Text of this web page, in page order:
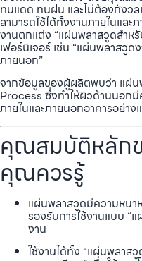
ทนแดด ทนฝน และไม่ต้องกังวล
สามารถใช้ได้ทั้งงานภายในแล
งานตกแต่ง “แผ่นพลาสวูดสำห
เฟอร์นิเจอร์ เช่น “แผ่นพลาสวูด
ภายนอก”
จากข้อมูลของผู้ผลิตพบว่า แผ่
Process ซึ่งทำให้ผิวด้านนอกมี
ภายในและภายนอกอาคารอย่าง
คุณสมบัติหลัก
คุณควรรู้
แผ่นพลาสวูดมีความหนา
รองรับการใช้งานแบบ “
งาน
ใช้งานได้ทั้ง “แผ่นพลาส